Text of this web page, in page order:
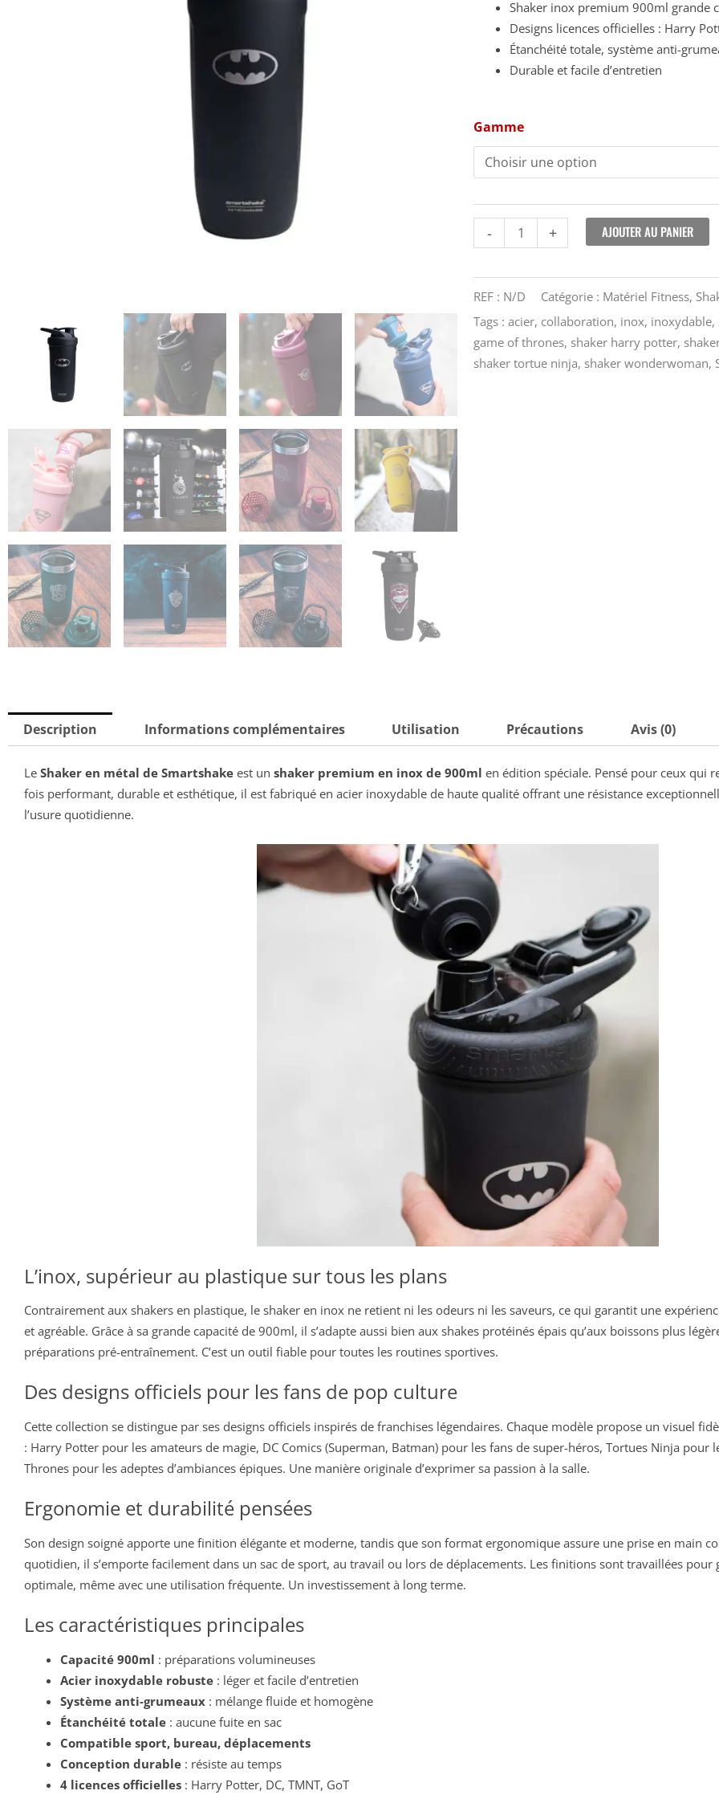
Shaker inox premium 900ml grande
Designs licences officielles : Harry
Étanchéité totale, système anti-
Durable et facile d’entretien
Gamme
-
quantité
de
Shaker
métal
Edition
-
900
+ AJOUTER AU PANIER
REF : N/D Catégorie : Matériel Fitness,
Tags : acier, collaboration, inox, inoxydable,
game of thrones, shaker harry potter,
shaker tortue ninja, shaker wonderwoman,
Description Informations complémentaires Utilisation Précautions Avis (0)
Le Shaker en métal de Smartshake est un shaker premium en inox de 900ml en édition spéciale. Pensé pour ceux qui
fois performant, durable et esthétique, il est fabriqué en acier inoxydable de haute qualité offrant une résistance
l’usure quotidienne.
L’inox, supérieur au plastique sur tous les plans
Contrairement aux shakers en plastique, le shaker en inox ne retient ni les odeurs ni les saveurs, ce qui garantit une
et agréable. Grâce à sa grande capacité de 900ml, il s’adapte aussi bien aux shakes protéinés épais qu’aux boissons plus
préparations pré-entraînement. C’est un outil fiable pour toutes les routines sportives.
Des designs officiels pour les fans de pop culture
Cette collection se distingue par ses designs officiels inspirés de franchises légendaires. Chaque modèle propose un visuel
: Harry Potter pour les amateurs de magie, DC Comics (Superman, Batman) pour les fans de super-héros, Tortues Ninja pour
Thrones pour les adeptes d’ambiances épiques. Une manière originale d’exprimer sa passion à la salle.
Ergonomie et durabilité pensées
Son design soigné apporte une finition élégante et moderne, tandis que son format ergonomique assure une prise en main
quotidien, il s’emporte facilement dans un sac de sport, au travail ou lors de déplacements. Les finitions sont travaillées
optimale, même avec une utilisation fréquente. Un investissement à long terme.
Les caractéristiques principales
Capacité 900ml : préparations volumineuses
Acier inoxydable robuste : léger et facile d’entretien
Système anti-grumeaux : mélange fluide et homogène
Étanchéité totale : aucune fuite en sac
Compatible sport, bureau, déplacements
Conception durable : résiste au temps
4 licences officielles : Harry Potter, DC, TMNT, GoT